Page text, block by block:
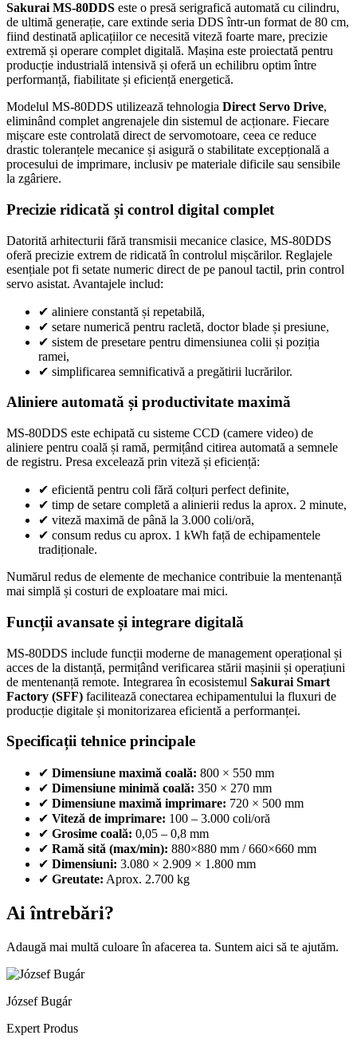
Sakurai MS-80DDS este o presă serigrafică automată cu cilindru,
de ultimă generație, care extinde seria DDS într-un format de 80 cm,
fiind destinată aplicațiilor ce necesită viteză foarte mare, precizie
extremă și operare complet digitală. Mașina este proiectată pentru
producție industrială intensivă și oferă un echilibru optim între
performanță, fiabilitate și eficiență energetică.
Modelul MS-80DDS utilizează tehnologia Direct Servo Drive,
eliminând complet angrenajele din sistemul de acționare. Fiecare
mișcare este controlată direct de servomotoare, ceea ce reduce
drastic toleranțele mecanice și asigură o stabilitate excepțională a
procesului de imprimare, inclusiv pe materiale dificile sau sensibile
la zgâriere.
Precizie ridicată și control digital complet
Datorită arhitecturii fără transmisii mecanice clasice, MS-80DDS
oferă precizie extrem de ridicată în controlul mișcărilor. Reglajele
esențiale pot fi setate numeric direct de pe panoul tactil, prin control
servo asistat. Avantajele includ:
✔ aliniere constantă și repetabilă,
✔ setare numerică pentru racletă, doctor blade și presiune,
✔ sistem de presetare pentru dimensiunea colii și poziția
ramei,
✔ simplificarea semnificativă a pregătirii lucrărilor.
Aliniere automată și productivitate maximă
MS-80DDS este echipată cu sisteme CCD (camere video) de
aliniere pentru coală și ramă, permițând citirea automată a semnele
de registru. Presa excelează prin viteză și eficiență:
✔ eficientă pentru coli fără colțuri perfect definite,
✔ timp de setare completă a alinierii redus la aprox. 2 minute,
✔ viteză maximă de până la 3.000 coli/oră,
✔ consum redus cu aprox. 1 kWh față de echipamentele
tradiționale.
Numărul redus de elemente de mechanice contribuie la mentenanță
mai simplă și costuri de exploatare mai mici.
Funcții avansate și integrare digitală
MS-80DDS include funcții moderne de management operațional și
acces de la distanță, permițând verificarea stării mașinii și operațiuni
de mentenanță remote. Integrarea în ecosistemul Sakurai Smart
Factory (SFF) facilitează conectarea echipamentului la fluxuri de
producție digitale și monitorizarea eficientă a performanței.
Specificații tehnice principale
✔ Dimensiune maximă coală: 800 × 550 mm
✔ Dimensiune minimă coală: 350 × 270 mm
✔ Dimensiune maximă imprimare: 720 × 500 mm
✔ Viteză de imprimare: 100 – 3.000 coli/oră
✔ Grosime coală: 0,05 – 0,8 mm
✔ Ramă sită (max/min): 880×880 mm / 660×660 mm
✔ Dimensiuni: 3.080 × 2.909 × 1.800 mm
✔ Greutate: Aprox. 2.700 kg
Ai întrebări?
Adaugă mai multă culoare în afacerea ta. Suntem aici să te ajutăm.
József Bugár
Expert Produs